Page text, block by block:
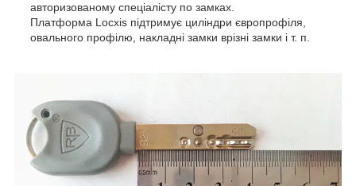
авторизованому спеціалісту по замках.
Платформа Locxis підтримує циліндри європрофіля,
овального профілю, накладні замки врізні замки і т. п.